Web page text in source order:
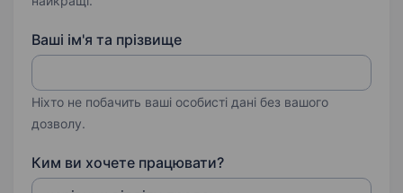
Ваші ім'я та прізвище
Ніхто не побачить ваші особисті дані без вашого
дозволу.
Ким ви хочете працювати?